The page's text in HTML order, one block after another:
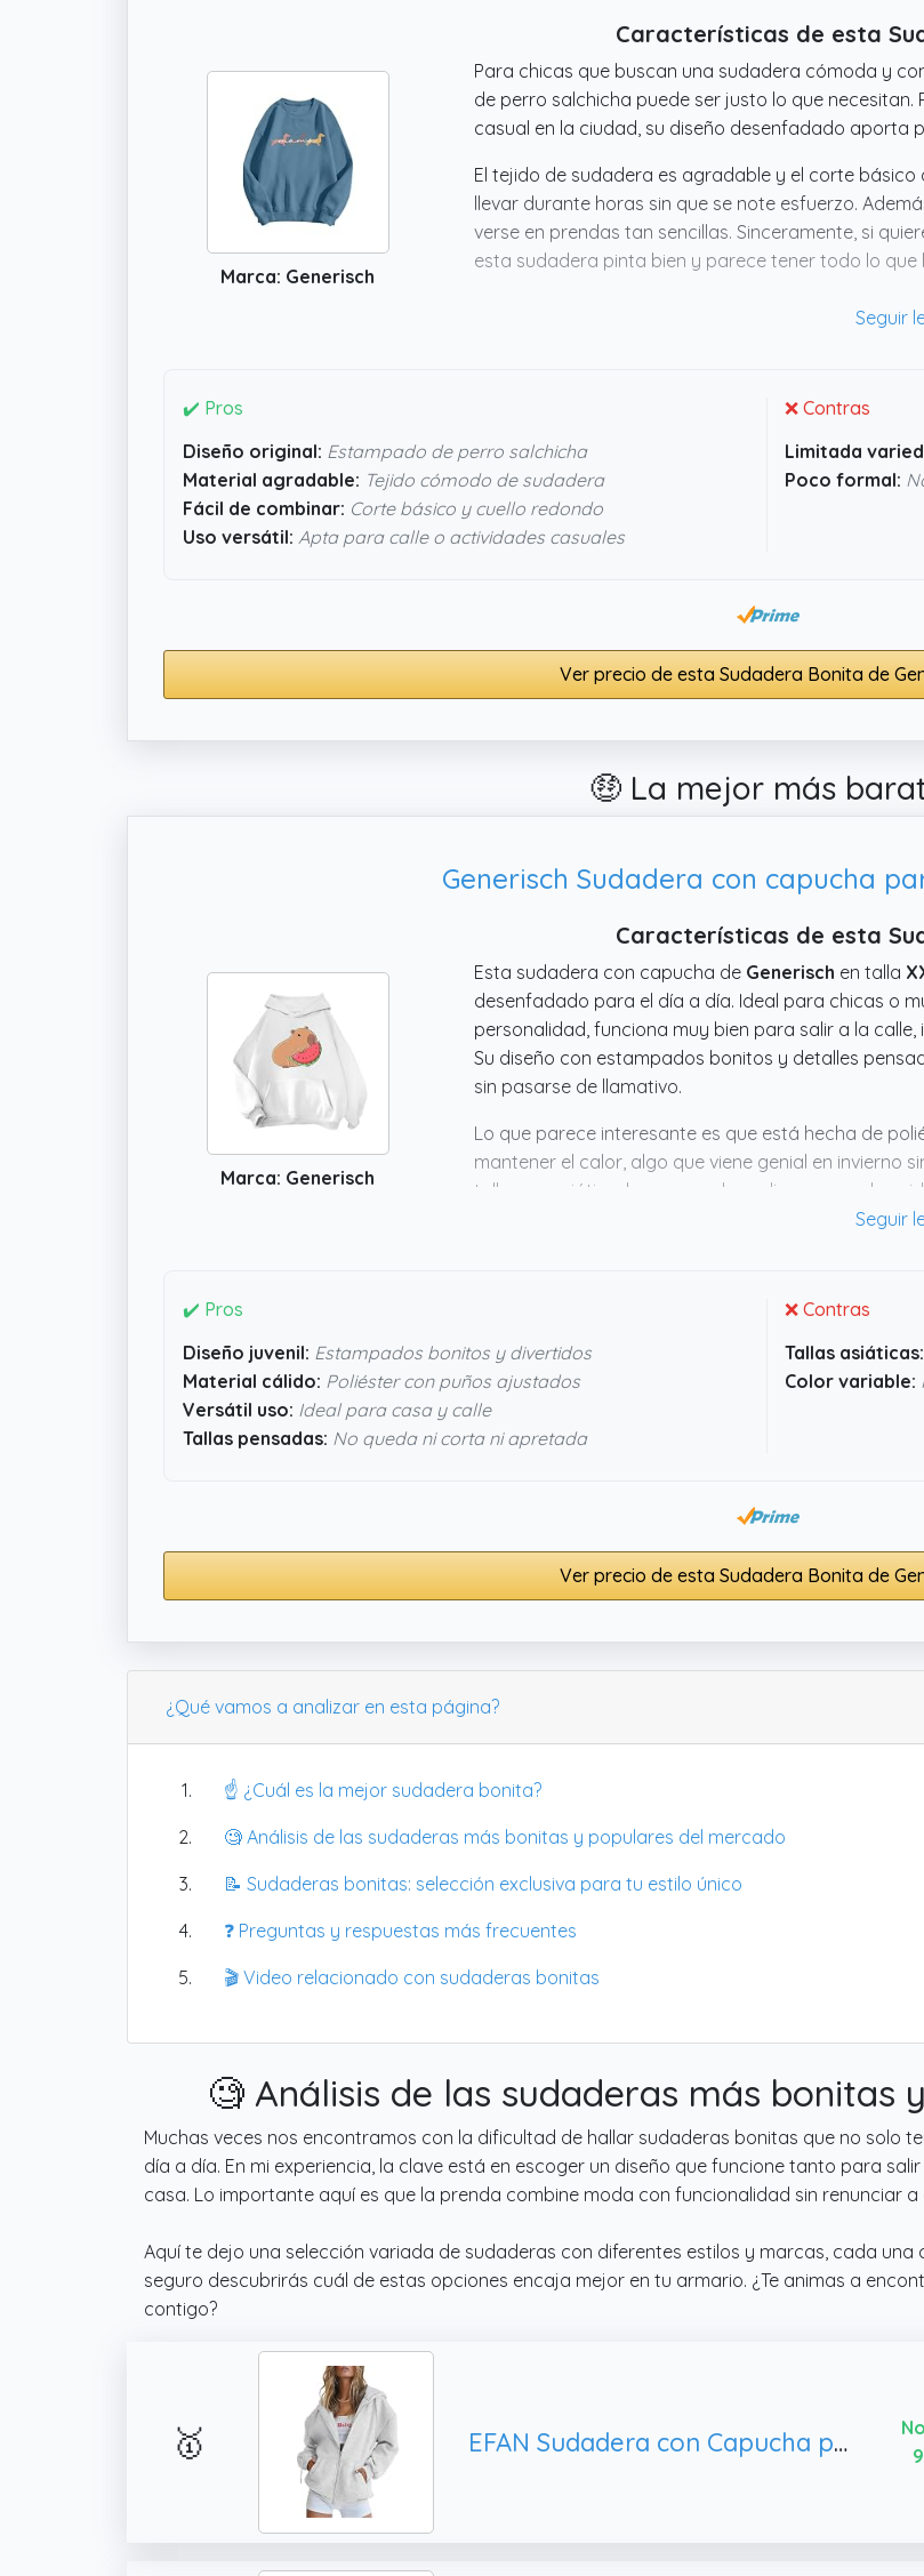
Marca: Generisch
Características de esta
Para chicas que buscan una sudadera cómoda y
de perro salchicha puede ser justo lo que
casual en la ciudad, su diseño desenfadado aporta
El tejido de sudadera es agradable y el corte
llevar durante horas sin que se note esfuerzo.
verse en prendas tan sencillas. Sinceramente, si
esta sudadera pinta bien y parece tener todo lo que
✔️ Pros
Diseño original: Estampado de perro salchicha
Material agradable: Tejido cómodo de sudadera
Fácil de combinar: Corte básico y cuello redondo
Uso versátil: Apta para calle o actividades casuales
❌ Contras
Limitada
Poco formal:
Ver precio de esta Sudadera Bonita de
🤑 La mejor más
Generisch Sudadera con capucha
Marca: Generisch
Características de esta
Esta sudadera con capucha de Generisch en talla
desenfadado para el día a día. Ideal para chicas o
personalidad, funciona muy bien para salir a la
Su diseño con estampados bonitos y detalles
sin pasarse de llamativo.
Lo que parece interesante es que está hecha de
mantener el calor, algo que viene genial en invierno
talla sea asiática, lo que puede pedir un poco de
pensada para que no te quedes corta ni te agobie.
✔️ Pros
Diseño juvenil: Estampados bonitos y divertidos
Material cálido: Poliéster con puños ajustados
Versátil uso: Ideal para casa y calle
Tallas pensadas: No queda ni corta ni apretada
❌ Contras
Tallas asiáticas:
Color variable:
Ver precio de esta Sudadera Bonita de
¿Qué vamos a analizar en esta página?
☝️ ¿Cuál es la mejor sudadera bonita?
🧐 Análisis de las sudaderas más bonitas y populares del mercado
📝 Sudaderas bonitas: selección exclusiva para tu estilo único
❓ Preguntas y respuestas más frecuentes
🎬 Video relacionado con sudaderas bonitas
🧐 Análisis de las sudaderas más bonitas
Muchas veces nos encontramos con la dificultad de hallar sudaderas bonitas que no solo
día a día. En mi experiencia, la clave está en escoger un diseño que funcione tanto para
casa. Lo importante aquí es que la prenda combine moda con funcionalidad sin renunciar
Aquí te dejo una selección variada de sudaderas con diferentes estilos y marcas, cada una
seguro descubrirás cuál de estas opciones encaja mejor en tu armario. ¿Te animas a
contigo?
🥇 EFAN Sudadera con Capucha para Mujer, Large